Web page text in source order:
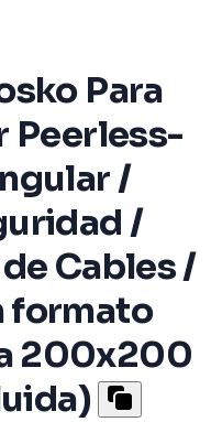
Para
Peerless-
/
/
Cables /
formato
200x200